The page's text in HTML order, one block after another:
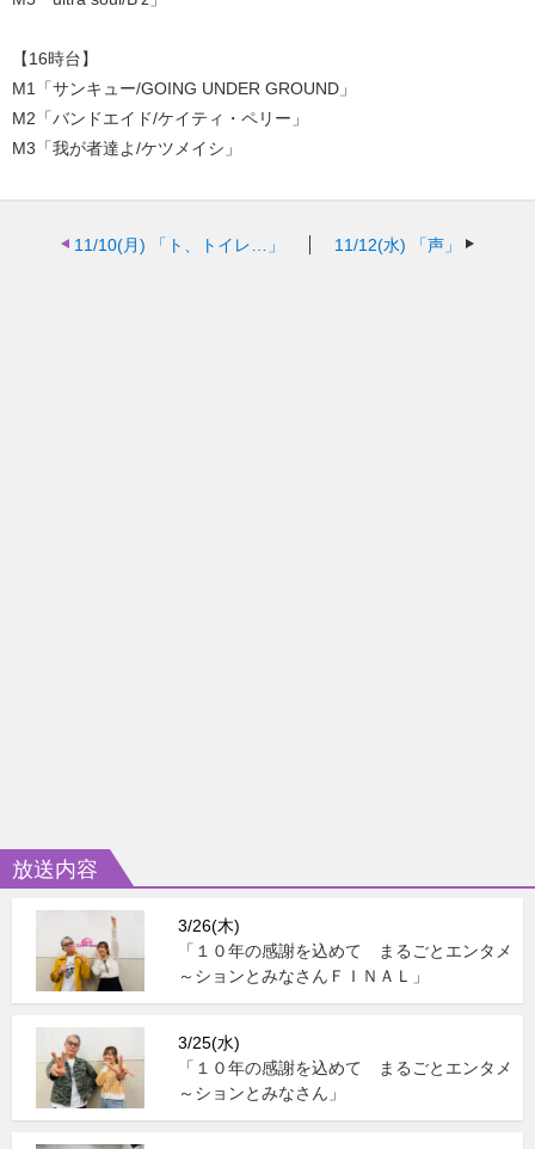
【16時台】
M1「サンキュー/GOING UNDER GROUND」
M2「バンドエイド/ケイティ・ペリー」
M3「我が者達よ/ケツメイシ」
11/10(月) 「ト、トイレ…」 11/12(水) 「声」
放送内容
3/26(木)
「１０年の感謝を込めて まるごとエンタメ
～ションとみなさんＦＩＮＡＬ」
3/25(水)
「１０年の感謝を込めて まるごとエンタメ
～ションとみなさん」